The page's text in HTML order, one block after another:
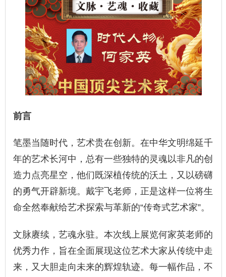
前言
笔墨当随时代，艺术贵在创新。在中华文明绵延千
年的艺术长河中，总有一些独特的灵魂以非凡的创
造力点亮星空，他们既深植传统的沃土，又以磅礴
的勇气开辟新境。戴宇飞老师，正是这样一位将生
命全然奉献给艺术探索与革新的“传奇式艺术家”。
文脉赓续，艺魂永驻。本次线上展览何家英老师的
优秀力作，旨在全面展现这位艺术大家从传统中走
来，又大胆走向未来的辉煌轨迹。每一幅作品，不